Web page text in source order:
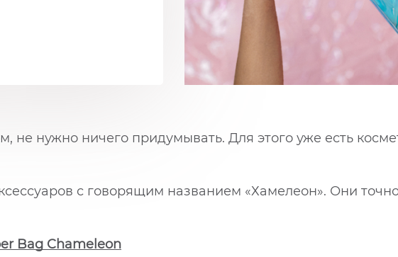
не нужно ничего придумывать. Для этого уже есть
с говорящим названием «Хамелеон». Они
Bag Chameleon